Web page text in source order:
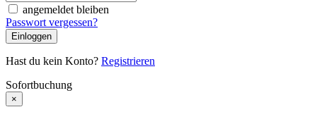
angemeldet bleiben
Passwort vergessen?
Einloggen
Hast du kein Konto? Registrieren
Sofortbuchung
×